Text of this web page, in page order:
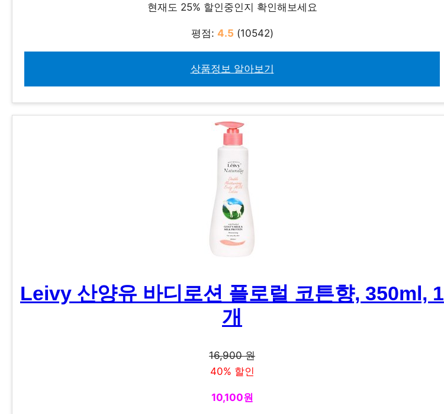
현재도 25% 할인중인지 확인해보세요
평점: 4.5 (10542)
상품정보 알아보기
Leivy 산양유 바디로션 플로럴 코튼향, 350ml, 1
개
16,900 원
40% 할인
10,100원